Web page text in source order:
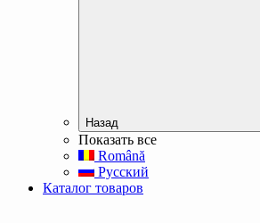
Назад
Показать все
Română
Русский
Каталог товаров